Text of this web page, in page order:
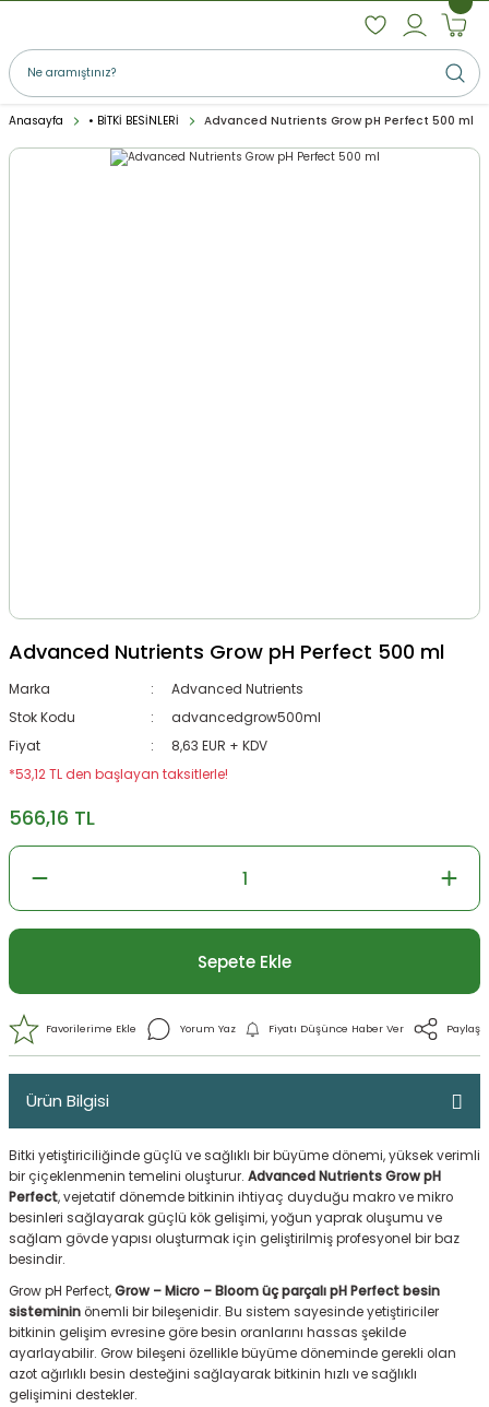
Anasayfa • BİTKİ BESİNLERİ Advanced Nutrients Grow pH Perfect 500 ml
Advanced Nutrients Grow pH Perfect 500 ml
Marka
Advanced Nutrients
Stok Kodu
advancedgrow500ml
Fiyat
8,63 EUR + KDV
*53,12 TL den başlayan taksitlerle!
566,16 TL
Sepete Ekle
Yorum Yaz Fiyatı Düşünce Haber
Ürün Bilgisi
Bitki yetiştiriciliğinde güçlü ve sağlıklı bir büyüme dönemi, yüksek verimli
bir çiçeklenmenin temelini oluşturur. Advanced Nutrients Grow pH
Perfect, vejetatif dönemde bitkinin ihtiyaç duyduğu makro ve mikro
besinleri sağlayarak güçlü kök gelişimi, yoğun yaprak oluşumu ve
sağlam gövde yapısı oluşturmak için geliştirilmiş profesyonel bir baz
besindir.
Grow pH Perfect,Grow – Micro – Bloom üç parçalı pH Perfect besin
sistemininönemli bir bileşenidir. Bu sistem sayesinde yetiştiriciler
bitkinin gelişim evresine göre besin oranlarını hassas şekilde
ayarlayabilir. Grow bileşeni özellikle büyüme döneminde gerekli olan
azot ağırlıklı besin desteğini sağlayarak bitkinin hızlı ve sağlıklı
gelişimini destekler.